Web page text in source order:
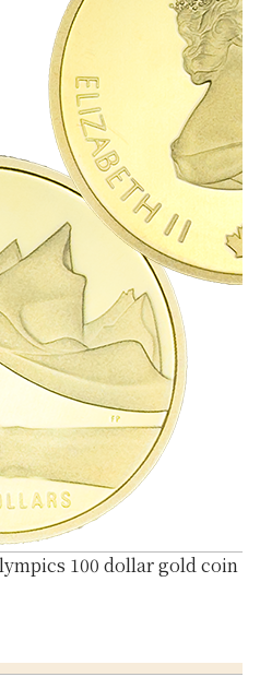
100 dollar gold coin